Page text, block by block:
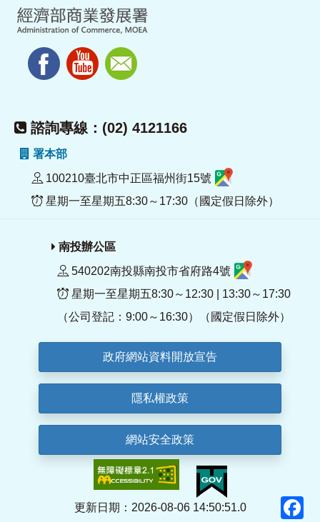
諮詢專線：(02) 4121166
署本部
100210臺北市中正區福州街15號
星期一至星期五8:30～17:30（國定假日除外）
南投辦公區
540202南投縣南投市省府路4號
星期一至星期五8:30～12:30 | 13:30～17:30
（公司登記：9:00～16:30）（國定假日除外）
政府網站資料開放宣告
隱私權政策
網站安全政策
更新日期：2026-08-06 14:50:51.0